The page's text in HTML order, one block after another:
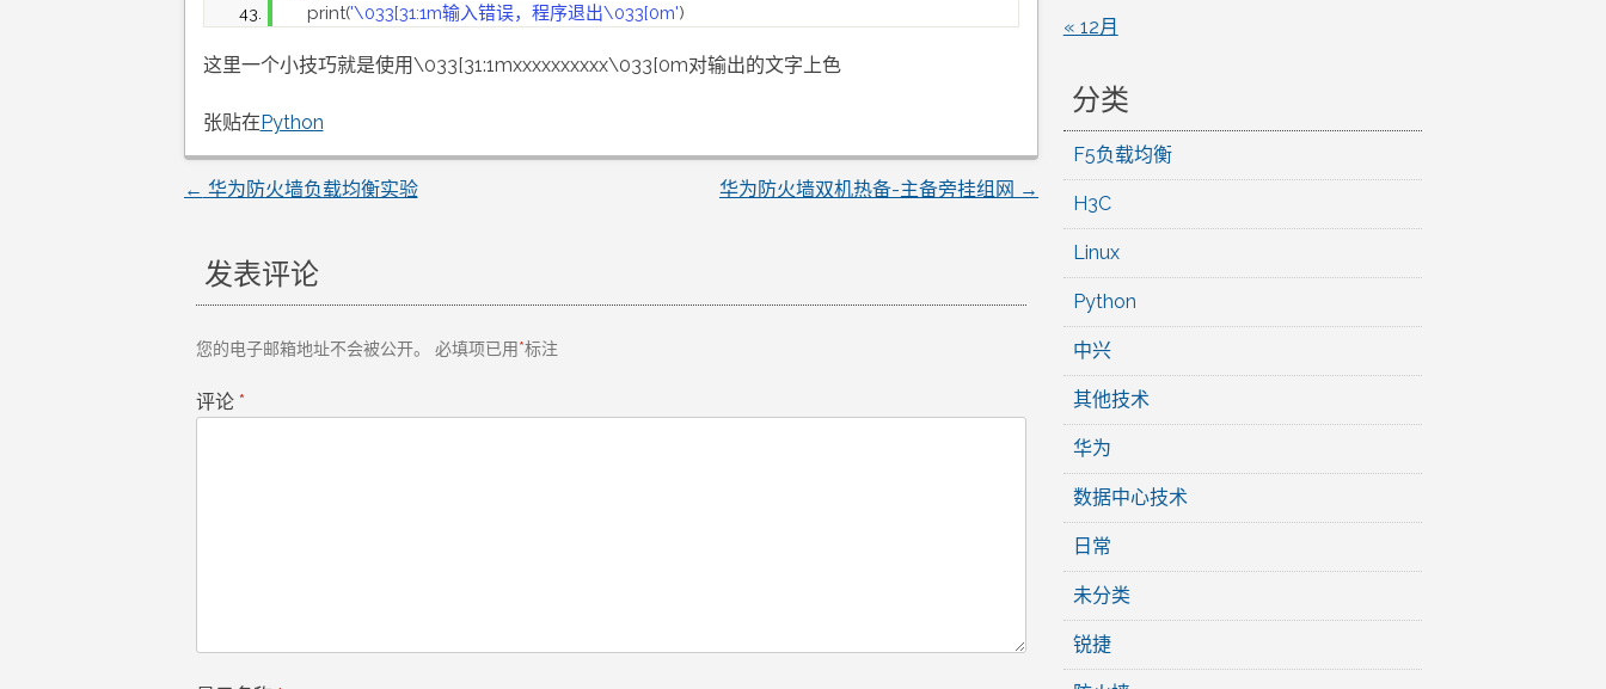
print('\033[31:1m输入错误，程序退出\033[0m')
这里一个小技巧就是使用\033[31:1mxxxxxxxxxx\033[0m对输出的文字上色
张贴在Python
文
章
导
← 华为防火墙负载均衡实验 华为防火墙双机热备-主备旁挂组网 →
发表评论
您的电子邮箱地址不会被公开。 必填项已用*标注
评论 *
« 12月
分类
F5负载均衡
H3C
Linux
Python
中兴
其他技术
华为
数据中心技术
日常
未分类
锐捷